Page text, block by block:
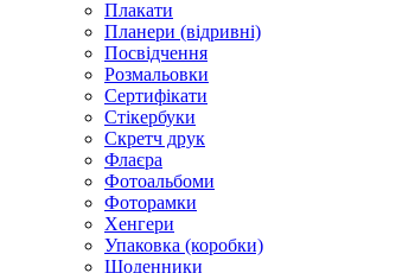
Плакати
Планери (відривні)
Посвідчення
Розмальовки
Сертифікати
Стікербуки
Скретч друк
Флаєра
Фотоальбоми
Фоторамки
Хенгери
Упаковка (коробки)
Щоденники